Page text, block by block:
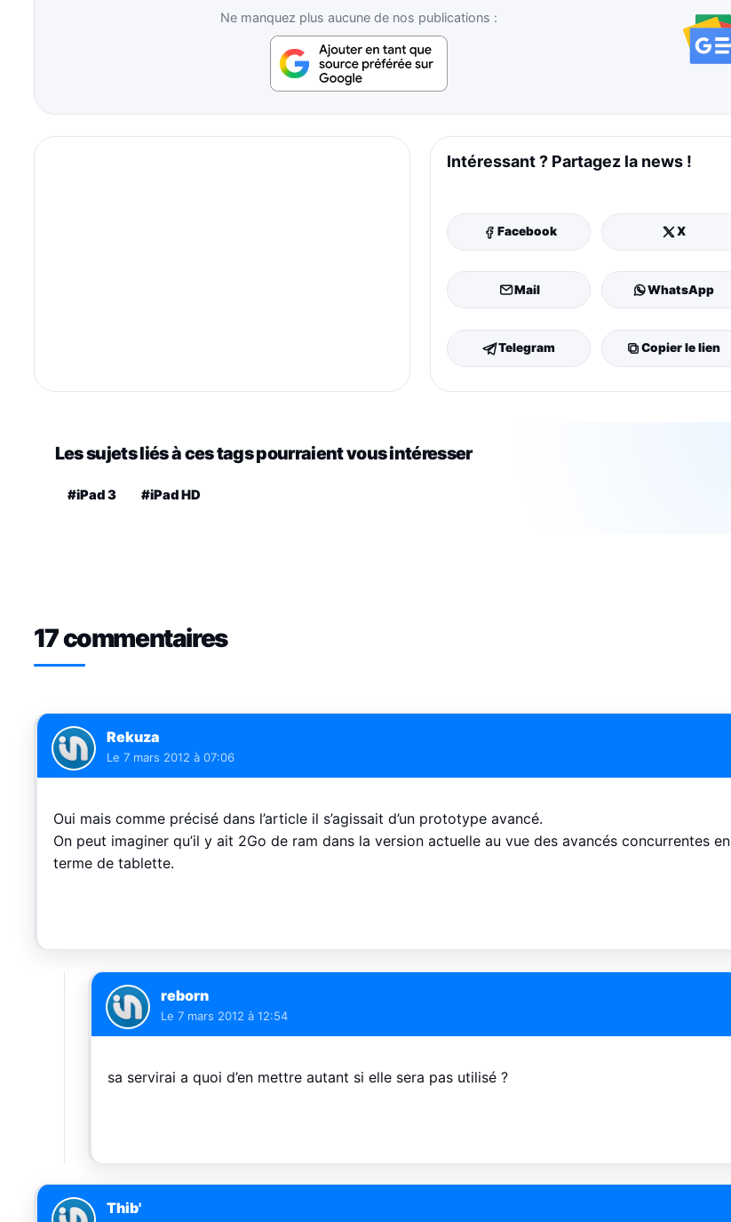
Ne manquez plus aucune de nos publications :
Intéressant ? Partagez la news !
Facebook X
Mail WhatsApp
Telegram Copier le lien
Les sujets liés à ces tags pourraient vous intéresser
#iPad 3 #iPad HD
17 commentaires
Rekuza
Le 7 mars 2012 à 07:06
Oui mais comme précisé dans l’article il s’agissait d’un prototype avancé.
On peut imaginer qu’il y ait 2Go de ram dans la version actuelle au vue des avancés concurrentes en
terme de tablette.
reborn
Le 7 mars 2012 à 12:54
sa servirai a quoi d’en mettre autant si elle sera pas utilisé ?
Thib'